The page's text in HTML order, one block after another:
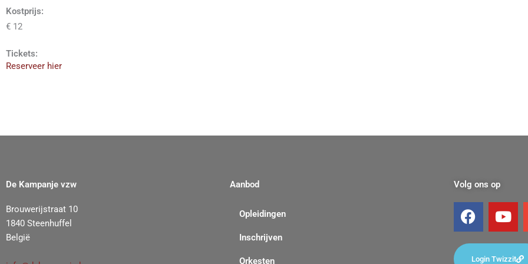
Kostprijs:
€ 12
Tickets:
Reserveer hier
De Kampanje vzw
Brouwerijstraat 10
1840 Steenhuffel
België
Aanbod
Opleidingen
Inschrijven
Orkesten
Volg ons op
F
a
e
Y
o
t
Login Twizzit